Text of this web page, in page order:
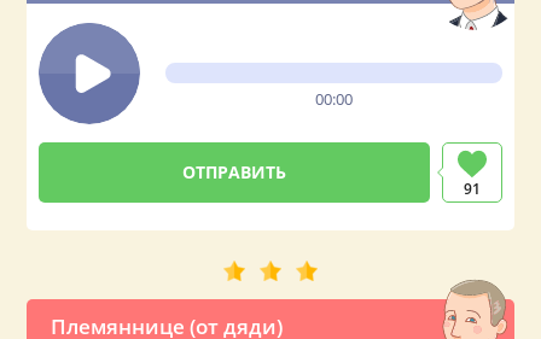
00:00
91
Племяннице (от дяди)